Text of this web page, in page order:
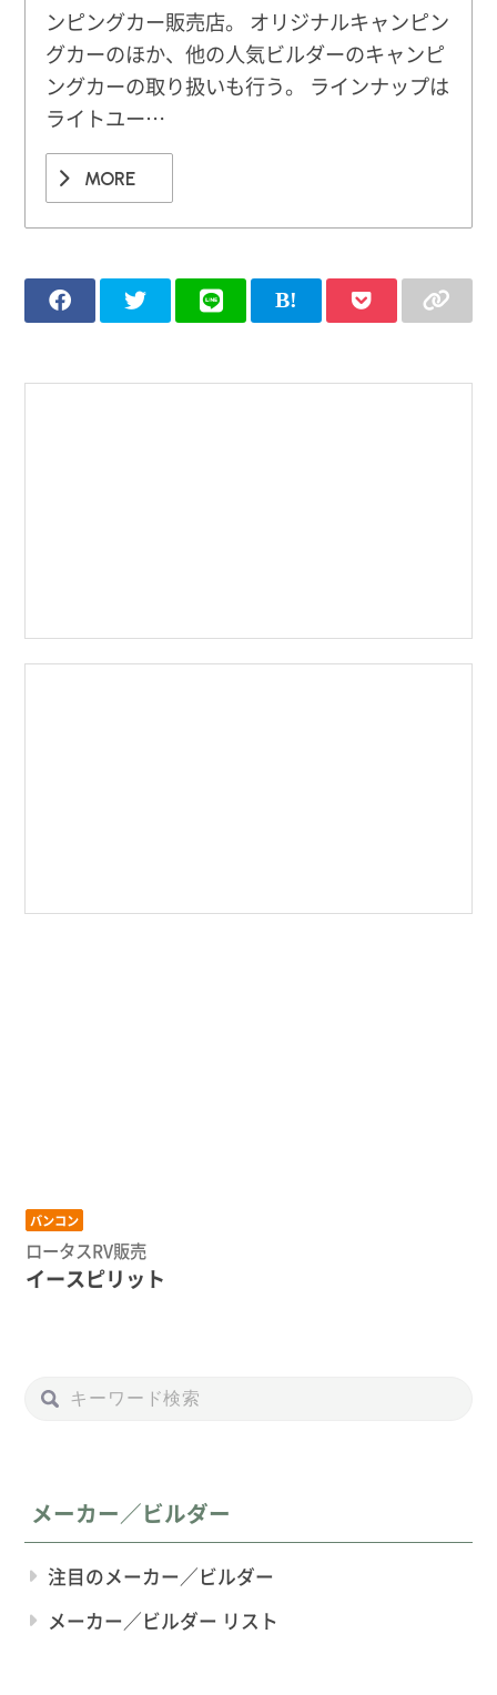
ンピングカー販売店。 オリジナルキャンピン
グカーのほか、他の人気ビルダーのキャンピ
ングカーの取り扱いも行う。 ラインナップは
ライトユー…
MORE
バンコン
ロータスRV販売
イースピリット
メーカー／ビルダー
注目のメーカー／ビルダー
メーカー／ビルダー リスト